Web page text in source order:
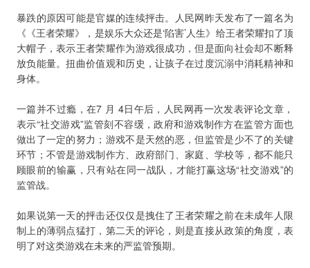
暴跌的原因可能是官媒的连续抨击。人民网昨天发布了一篇名为
《《王者荣耀》，是娱乐大众还是‘陷害’人生》给王者荣耀扣了顶
大帽子，表示王者荣耀作为游戏很成功，但是面向社会却不断释
放负能量。扭曲价值观和历史，让孩子在过度沉溺中消耗精神和
身体。
一篇并不过瘾，在7 月 4日午后，人民网再一次发表评论文章，
表示“社交游戏”监管刻不容缓，政府和游戏制作方在监管方面也
做出了一定的努力；游戏不是天然的恶，但监管是少不了的关键
环节；不管是游戏制作方、政府部门、家庭、学校等，都不能只
顾眼前的输赢，只有站在同一战队，才能打赢这场“社交游戏”的
监管战。
如果说第一天的抨击还仅仅是拽住了王者荣耀之前在未成年人限
制上的薄弱点猛打，第二天的评论，则是直接从政策的角度，表
明了对这类游戏在未来的严监管预期。